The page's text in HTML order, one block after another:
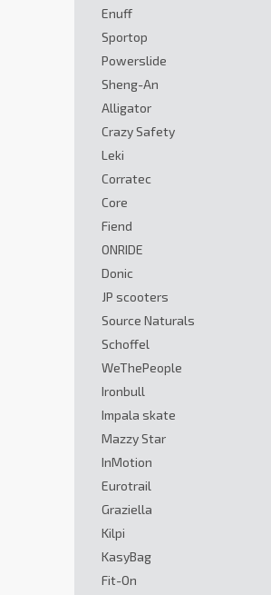
Enuff
Sportop
Powerslide
Sheng-An
Alligator
Crazy Safety
Leki
Corratec
Core
Fiend
ONRIDE
Donic
JP scooters
Source Naturals
Schoffel
WeThePeople
Ironbull
Impala skate
Mazzy Star
InMotion
Eurotrail
Graziella
Kilpi
KasyBag
Fit-On